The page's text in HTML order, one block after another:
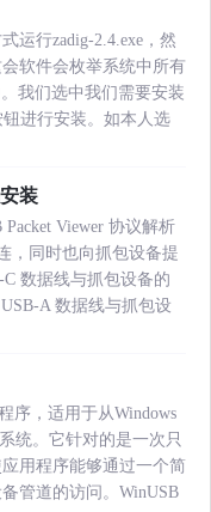
运行zadig-2.4.exe，然
软件会枚举系统中所有
我们选中我们需要安装
钮进行安装。如本人选
装
Viewer 协议解析
，同时也向抓包设备提
数据线与抓包设备的
A 数据线与抓包设
序，适用于从Windows
统。它针对的是一次只
用程序能够通过一个简
管道的访问。WinUSB